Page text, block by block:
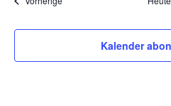
Kalender